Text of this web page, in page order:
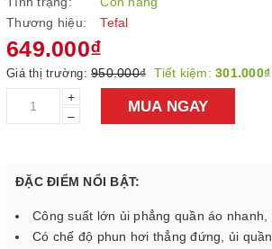
Thương hiệu:
Tefal
649.000₫
Giá thị trường: 950.000₫ Tiết kiệm: 301.000₫
+
–
MUA NGAY
ĐẶC ĐIỂM NỔI BẬT:
Công suất lớn ủi phẳng quần áo nhanh,
Có chế độ phun hơi thẳng đứng, ủi